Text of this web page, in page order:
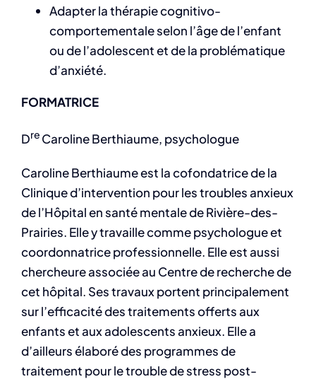
Adapter la thérapie cognitivo-
comportementale selon l’âge de l’enfant
ou de l’adolescent et de la problématique
d’anxiété.
FORMATRICE
Dre Caroline Berthiaume, psychologue
Caroline Berthiaume est la cofondatrice de la
Clinique d’intervention pour les troubles anxieux
de l’Hôpital en santé mentale de Rivière-des-
Prairies. Elle y travaille comme psychologue et
coordonnatrice professionnelle. Elle est aussi
chercheure associée au Centre de recherche de
cet hôpital. Ses travaux portent principalement
sur l’efficacité des traitements offerts aux
enfants et aux adolescents anxieux. Elle a
d’ailleurs élaboré des programmes de
traitement pour le trouble de stress post-